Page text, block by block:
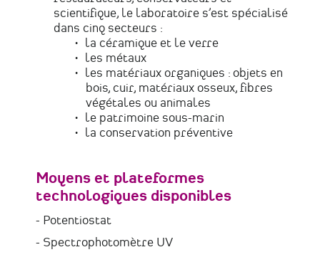
scientifique, le laboratoire s’est spécialisé
dans cinq secteurs :
la céramique et le verre
les métaux
les matériaux organiques : objets en
bois, cuir, matériaux osseux, fibres
végétales ou animales
le patrimoine sous-marin
la conservation préventive
Moyens et plateformes
technologiques disponibles
- Potentiostat
- Spectrophotomètre UV